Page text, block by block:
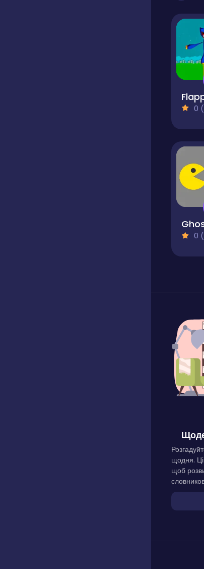
0
0
щодня.
щоб